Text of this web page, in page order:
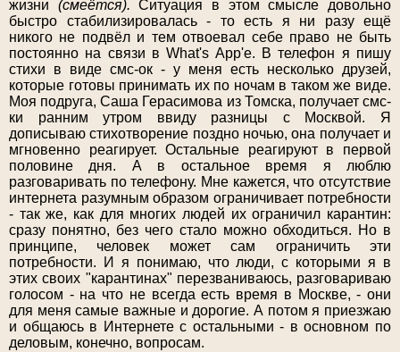
жизни (смеётся). Ситуация в этом смысле довольно
быстро стабилизировалась - то есть я ни разу ещё
никого не подвёл и тем отвоевал себе право не быть
постоянно на связи в What's App'e. В телефон я пишу
стихи в виде смс-ок - у меня есть несколько друзей,
которые готовы принимать их по ночам в таком же виде.
Моя подруга, Саша Герасимова из Томска, получает смс-
ки ранним утром ввиду разницы с Москвой. Я
дописываю стихотворение поздно ночью, она получает и
мгновенно реагирует. Остальные реагируют в первой
половине дня. А в остальное время я люблю
разговаривать по телефону. Мне кажется, что отсутствие
интернета разумным образом ограничивает потребности
- так же, как для многих людей их ограничил карантин:
сразу понятно, без чего стало можно обходиться. Но в
принципе, человек может сам ограничить эти
потребности. И я понимаю, что люди, с которыми я в
этих своих "карантинах" перезваниваюсь, разговариваю
голосом - на что не всегда есть время в Москве, - они
для меня самые важные и дорогие. А потом я приезжаю
и общаюсь в Интернете с остальными - в основном по
деловым, конечно, вопросам.